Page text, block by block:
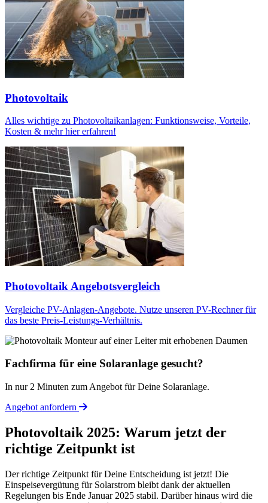
Photovoltaik
Alles wichtige zu Photovoltaikanlagen: Funktionsweise, Vorteile,
Kosten & mehr hier erfahren!
Photovoltaik Angebotsvergleich
Vergleiche PV-Anlagen-Angebote. Nutze unseren PV-Rechner für
das beste Preis-Leistungs-Verhältnis.
Fachfirma für eine Solaranlage gesucht?
In nur 2 Minuten zum Angebot für Deine Solaranlage.
Angebot anfordern
Photovoltaik 2025: Warum jetzt der
richtige Zeitpunkt ist
Der richtige Zeitpunkt für Deine Entscheidung ist jetzt! Die
Einspeisevergütung für Solarstrom bleibt dank der aktuellen
Regelungen bis Ende Januar 2025 stabil. Darüber hinaus wird die